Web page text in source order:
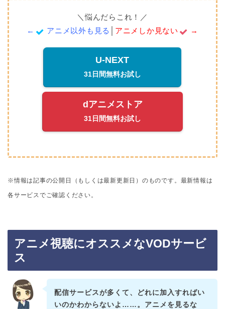
＼悩んだらこれ！／
←
アニメ以外も見る アニメしか見ない →
U-NEXT
31日間無料お試し
dアニメストア
31日間無料お試し
※情報は記事の公開日（もしくは最新更新日）のものです。 最新情報は
各サービスでご確認ください。
アニメ視聴にオススメなVODサービ
ス
配信サービスが多くて、どれに加入すればい
いのかわからないよ……。アニメを見るな